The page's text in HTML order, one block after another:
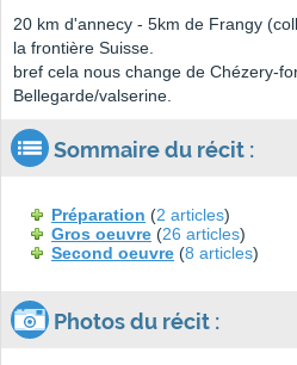
20 km d'annecy - 5km de Frangy
la frontière Suisse.
bref cela nous change de Chézery-
Bellegarde/valserine.
Sommaire du récit :
Préparation (2 articles)
Gros oeuvre (26 articles)
Second oeuvre (8 articles)
Photos du récit :